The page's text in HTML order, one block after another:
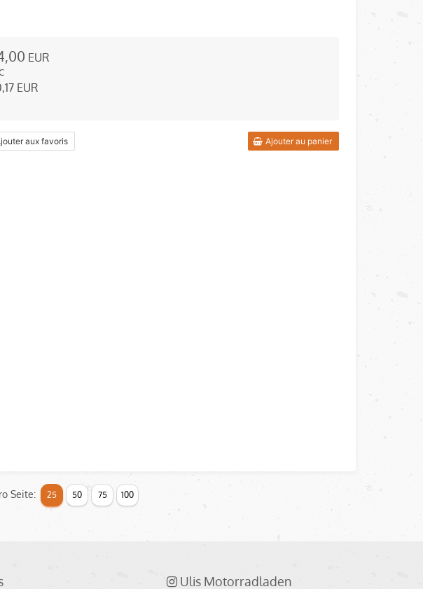
EUR
EUR
aux favoris Ajouter au panier
Seite: 25 50 75 100
Ulis Motorradladen